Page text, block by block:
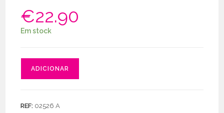
€22.90
Em stock
ADICIONAR
REF: 02526 A